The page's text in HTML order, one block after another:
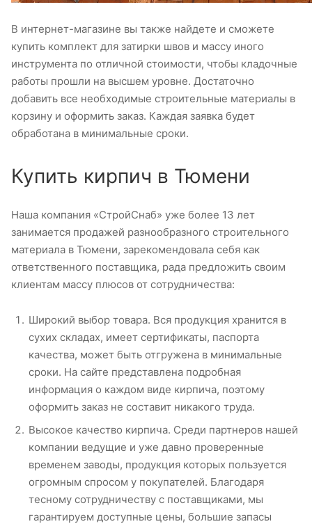
В интернет-магазине вы также найдете и сможете
купить комплект для затирки швов и массу иного
инструмента по отличной стоимости, чтобы кладочные
работы прошли на высшем уровне. Достаточно
добавить все необходимые строительные материалы в
корзину и оформить заказ. Каждая заявка будет
обработана в минимальные сроки.
Купить кирпич в Тюмени
Наша компания «СтройСнаб» уже более 13 лет
занимается продажей разнообразного строительного
материала в Тюмени, зарекомендовала себя как
ответственного поставщика, рада предложить своим
клиентам массу плюсов от сотрудничества:
Широкий выбор товара. Вся продукция хранится в
сухих складах, имеет сертификаты, паспорта
качества, может быть отгружена в минимальные
сроки. На сайте представлена подробная
информация о каждом виде кирпича, поэтому
оформить заказ не составит никакого труда.
Высокое качество кирпича. Среди партнеров нашей
компании ведущие и уже давно проверенные
временем заводы, продукция которых пользуется
огромным спросом у покупателей. Благодаря
тесному сотрудничеству с поставщиками, мы
гарантируем доступные цены, большие запасы